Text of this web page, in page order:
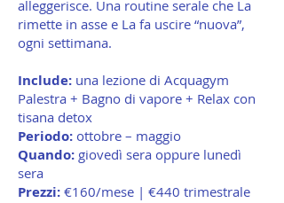
alleggerisce. Una routine serale che La
rimette in asse e La fa uscire “nuova”,
ogni settimana.
Include: una lezione di Acquagym
Palestra + Bagno di vapore + Relax con
tisana detox
Periodo: ottobre – maggio
Quando: giovedì sera oppure lunedì
sera
Prezzi: €160/mese | €440 trimestrale